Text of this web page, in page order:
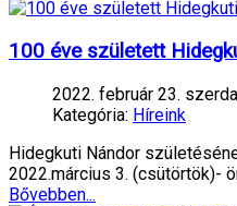
100 éve született
2022. február 23. szerda
Kategória: Híreink
Hidegkuti Nándor
2022.március 3. (csütörtök)-
Bővebben...